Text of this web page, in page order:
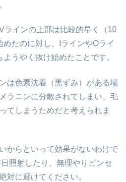
ラインの上部は比較的早く（10
たのに対し、IラインやOライ
うやく抜け始めたことです。
は色素沈着（黒ずみ）がある場
ラニンに分散されてしまい、毛
てしまうためだと考えられま
からといって効果がないわけで
照射したり、無理やりピンセ
対に避けてください。